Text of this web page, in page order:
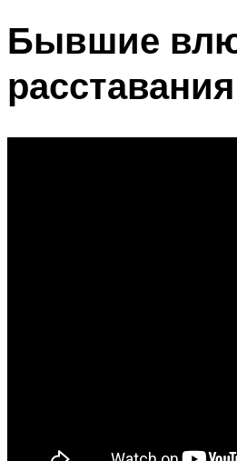
Бывшие
расставания